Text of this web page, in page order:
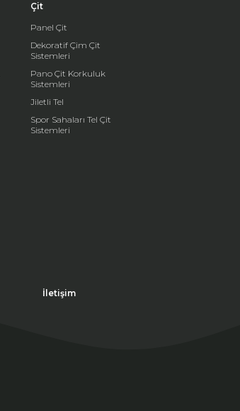
Çit
Panel Çit
Dekoratif Çim Çit
Sistemleri
Pano Çit Korkuluk
Sistemleri
Jiletli Tel
Spor Sahaları Tel Çit
Sistemleri
İletişim